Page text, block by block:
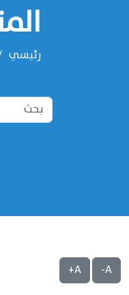
رئيسي
A-
A+